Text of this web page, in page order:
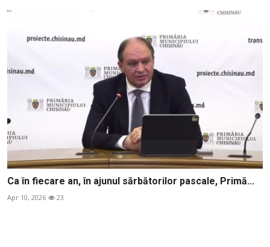
Ca în fiecare an, în ajunul sărbătorilor pascale, Primă...
Apr 10, 2026 23